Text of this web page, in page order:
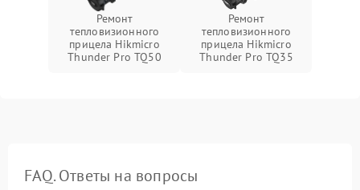
Ремонт
тепловизионного
прицела Hikmicro
Thunder Pro TQ50
Ремонт
тепловизионного
прицела Hikmicro
Thunder Pro TQ35
FAQ. Ответы на вопросы